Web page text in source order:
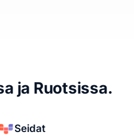
ja Ruotsissa.
Seidat